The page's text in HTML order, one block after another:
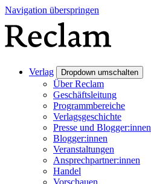
Navigation überspringen
Verlag Dropdown umschalten
Über Reclam
Geschäftsleitung
Programmbereiche
Verlagsgeschichte
Presse und Blogger:innen
Blogger:innen
Veranstaltungen
Ansprechpartner:innen
Handel
Vorschauen